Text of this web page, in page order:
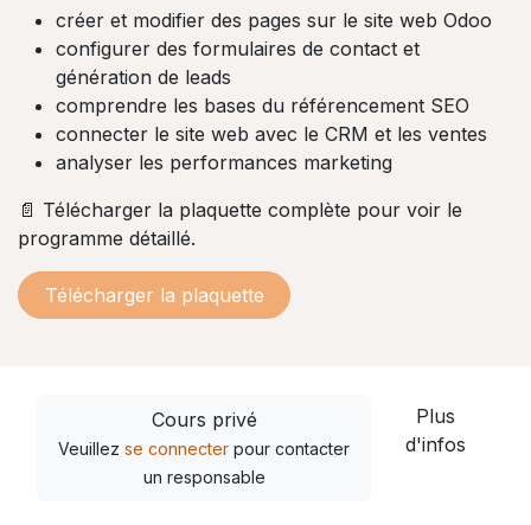
créer et modifier des pages sur le site web Odoo
configurer des formulaires de contact et
génération de leads
comprendre les bases du référencement SEO
connecter le site web avec le CRM et les ventes
analyser les performances marketing
📄 Télécharger la plaquette complète pour voir le
programme détaillé.
Télécharger la plaquette
Cours privé
Veuillezse connecter pour contacter
un responsable
Plus
d'infos